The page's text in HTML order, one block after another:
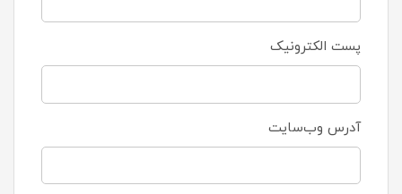
پست الکترونیک
آدرس وب‌سایت